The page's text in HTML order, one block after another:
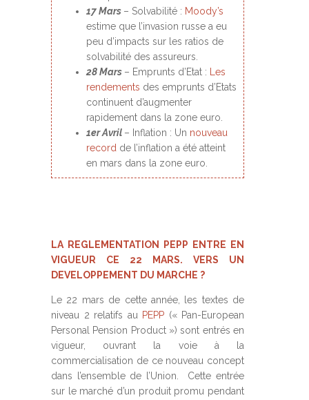
17 Mars – Solvabilité : Moody’s
estime que l’invasion russe a eu
peu d’impacts sur les ratios de
solvabilité des assureurs.
28 Mars – Emprunts d’Etat :
Les
rendements des emprunts d’Etats
continuent d’augmenter
rapidement dans la zone euro.
1er Avril – Inflation : Un nouveau
record de l’inflation a été atteint
en mars dans la zone euro.
LA REGLEMENTATION PEPP ENTRE EN
VIGUEUR CE 22 MARS. VERS UN
DEVELOPPEMENT DU MARCHE ?
Le 22 mars de cette année, les textes de
niveau 2 relatifs au PEPP (« Pan-European
Personal Pension Product ») sont entrés en
vigueur, ouvrant la voie à la
commercialisation de ce nouveau concept
dans l’ensemble de l’Union. Cette entrée
sur le marché d’un produit promu pendant